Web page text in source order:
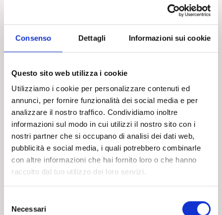
Consenso Dettagli Informazioni sui cookie
Questo sito web utilizza i cookie
Utilizziamo i cookie per personalizzare contenuti ed
annunci, per fornire funzionalità dei social media e per
analizzare il nostro traffico. Condividiamo inoltre
informazioni sul modo in cui utilizzi il nostro sito con i
nostri partner che si occupano di analisi dei dati web,
pubblicità e social media, i quali potrebbero combinarle
con altre informazioni che hai fornito loro o che hanno
raccolto dal tuo utilizzo dei loro servizi.
Necessari
“L’invasione degli ultracorpi” di Don Siegel.
Recensione di Angelo Moroni
“Un tram che si chiama Desiderio” di E. Kazan.
Recensione di Ludovica Blandino
Leggi articoli
PSICOANALISI E CULTURA